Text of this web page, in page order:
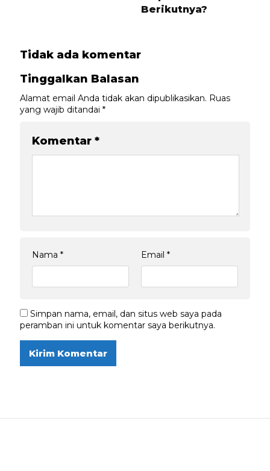
Berikutnya?
Tidak ada komentar
Tinggalkan Balasan
Alamat email Anda tidak akan dipublikasikan. Ruas
yang wajib ditandai *
Komentar *
Nama * Email *
Simpan nama, email, dan situs web saya pada
peramban ini untuk komentar saya berikutnya.